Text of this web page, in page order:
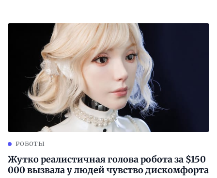
РОБОТЫ
Жутко реалистичная голова робота за $150
000 вызвала у людей чувство дискомфорта